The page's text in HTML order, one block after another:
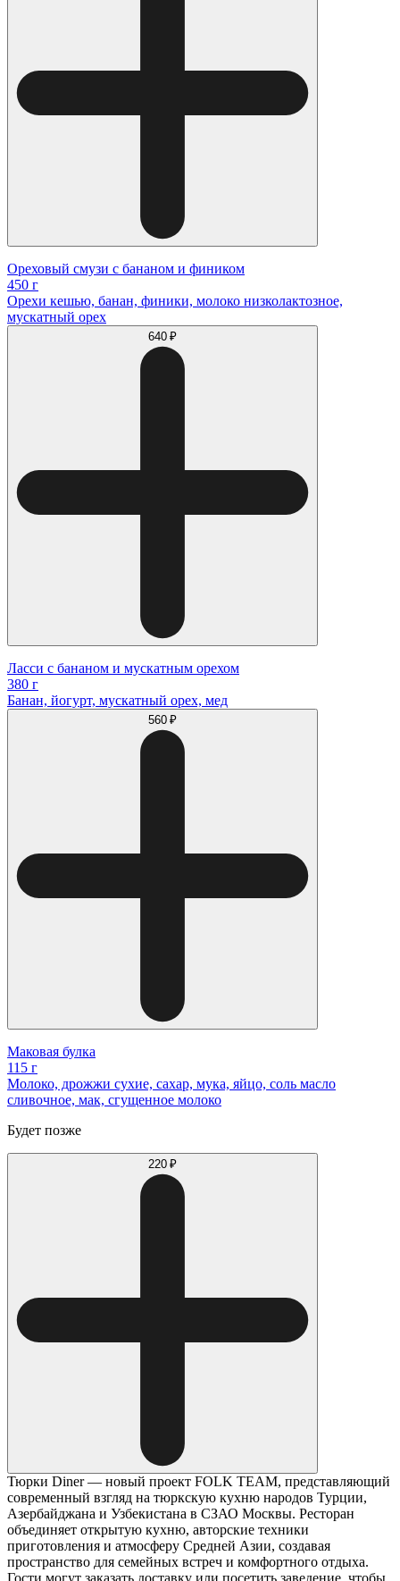
Ореховый смузи с бананом и фиником
450 г
Орехи кешью, банан, финики, молоко низколактозное,
мускатный орех
640 ₽
Ласси с бананом и мускатным орехом
380 г
Банан, йогурт, мускатный орех, мед
560 ₽
Маковая булка
115 г
Молоко, дрожжи сухие, сахар, мука, яйцо, соль масло
сливочное, мак, сгущенное молоко
Будет позже
220 ₽
Тюрки Diner — новый проект FOLK TEAM, представляющий
современный взгляд на тюркскую кухню народов Турции,
Азербайджана и Узбекистана в СЗАО Москвы. Ресторан
объединяет открытую кухню, авторские техники
приготовления и атмосферу Средней Азии, создавая
пространство для семейных встреч и комфортного отдыха.
Гости могут заказать доставку или посетить заведение, чтобы